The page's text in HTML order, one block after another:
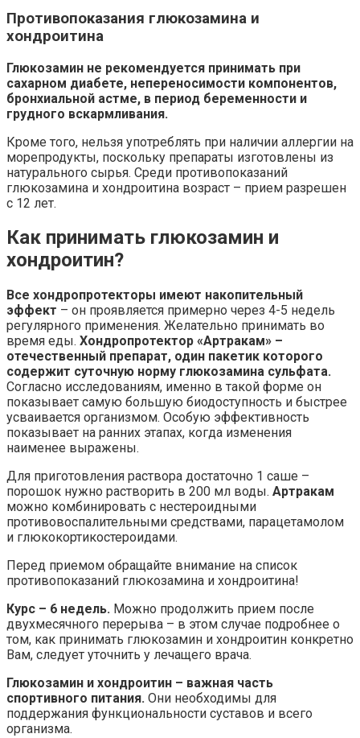
Противопоказания глюкозамина и
хондроитина
Глюкозамин не рекомендуется принимать при
сахарном диабете, непереносимости компонентов,
бронхиальной астме, в период беременности и
грудного вскармливания.
Кроме того, нельзя употреблять при наличии аллергии на
морепродукты, поскольку препараты изготовлены из
натурального сырья. Среди противопоказаний
глюкозамина и хондроитина возраст – прием разрешен
с 12 лет.
Как принимать глюкозамин и
хондроитин?
Все хондропротекторы имеют накопительный
эффект – он проявляется примерно через 4-5 недель
регулярного применения. Желательно принимать во
время еды. Хондропротектор «Артракам» –
отечественный препарат, один пакетик которого
содержит суточную норму глюкозамина сульфата.
Согласно исследованиям, именно в такой форме он
показывает самую большую биодоступность и быстрее
усваивается организмом. Особую эффективность
показывает на ранних этапах, когда изменения
наименее выражены.
Для приготовления раствора достаточно 1 саше –
порошок нужно растворить в 200 мл воды. Артракам
можно комбинировать с нестероидными
противовоспалительными средствами, парацетамолом
и глюкокортикостероидами.
Перед приемом обращайте внимание на список
противопоказаний глюкозамина и хондроитина!
Курс – 6 недель. Можно продолжить прием после
двухмесячного перерыва – в этом случае подробнее о
том, как принимать глюкозамин и хондроитин конкретно
Вам, следует уточнить у лечащего врача.
Глюкозамин и хондроитин – важная часть
спортивного питания. Они необходимы для
поддержания функциональности суставов и всего
организма.